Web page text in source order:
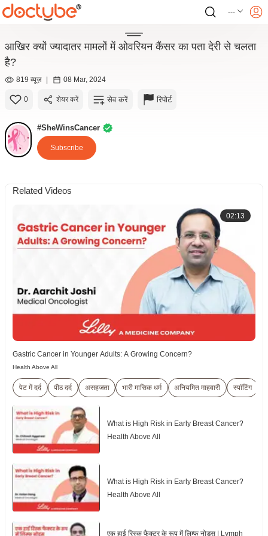
---
आखिर क्यों ज्यादातर मामलों में ओवरियन कैंसर का पता देरी से चलता
है?
819 व्यूज़ | 08 Mar, 2024
0 शेयर करें सेव करें रिपोर्ट
#SheWinsCancer
Subscribe
Related Videos
02:13
Gastric Cancer in Younger Adults: A Growing Concern?
Health Above All
पेट में दर्द पीठ दर्द असहजता भारी मासिक धर्म अनियमित माहवारी स्पॉटिंग
What is High Risk in Early Breast Cancer?
Health Above All
What is High Risk in Early Breast Cancer?
Health Above All
एक हाई रिस्क फैक्टर के रूप में लिम्फ नोड्स | Lymph